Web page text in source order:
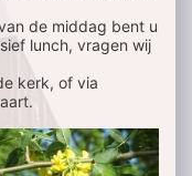
de middag bent u
lunch, vragen wij
kerk, of via